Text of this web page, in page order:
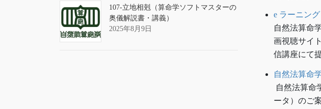
107-立地相剋（算命学ソフトマスターの
奥儀解説書・講義）
2025年8月9日
e ラーニン
自然法算命
画視聴サイ
信講座にて
自然法算命
自然法算命
ータ）のご